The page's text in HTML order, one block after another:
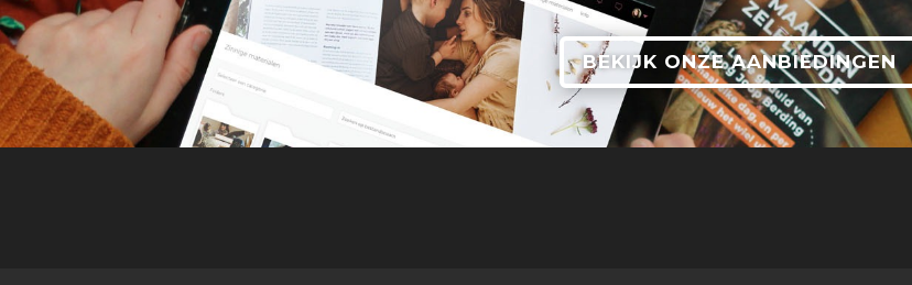
BEKIJK ONZE AANBIEDINGEN